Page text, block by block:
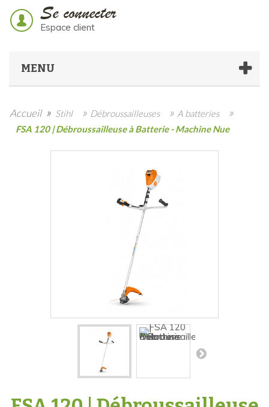
Se connecter
Espace client
MENU
Accueil » Stihl » Débroussailleuses » A batteries »
FSA 120 | Débroussailleuse à Batterie - Machine Nue